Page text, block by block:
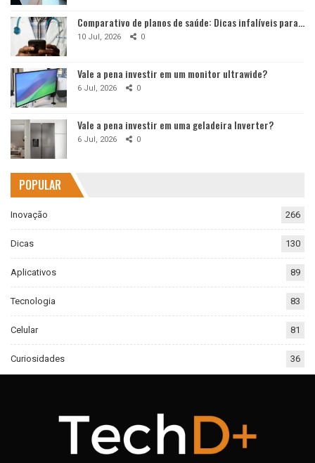
Comparativo de planos de saúde: Dicas infalíveis para…
10 Jul, 2026 0
Vale a pena investir em um monitor ultrawide?
6 Jul, 2026 0
Vale a pena investir em uma geladeira Inverter?
6 Jul, 2026 0
POPULAR
Inovação 266
Dicas 130
Aplicativos 89
Tecnologia 83
Celular 81
Curiosidades 36